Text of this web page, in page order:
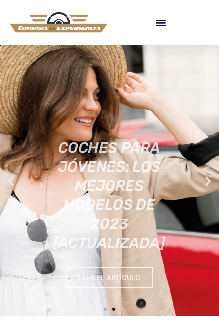
COCHES PARA
JÓVENES: LOS
MEJORES
MODELOS DE
2023
[ACTUALIZADA]
LEER EL ARTÍCULO